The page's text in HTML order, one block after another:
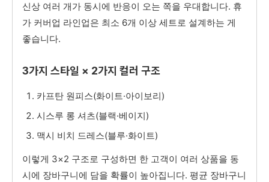
신상 여러 개가 동시에 반응이 오는 쪽을 우대합니다. 휴
가 커버업 라인업은 최소 6개 이상 세트로 설계하는 게
좋습니다.
3가지 스타일 × 2가지 컬러 구조
카프탄 원피스(화이트·아이보리)
시스루 롱 셔츠(블랙·베이지)
맥시 비치 드레스(블루·화이트)
이렇게 3×2 구조로 구성하면 한 고객이 여러 상품을 동
시에 장바구니에 담을 확률이 높아집니다. 평균 장바구니